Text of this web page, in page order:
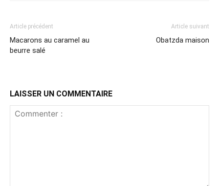
Article précédent
Macarons au caramel au
beurre salé
Article suivant
Obatzda maison
LAISSER UN COMMENTAIRE